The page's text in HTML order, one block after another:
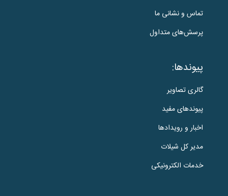
تماس و نشانی ما
پرسش‌های متداول
پیوندها:
گالری تصاویر
پیوندهای مفید
اخبار و رویدادها
مدیر کل شیلات
خدمات الکترونیکی